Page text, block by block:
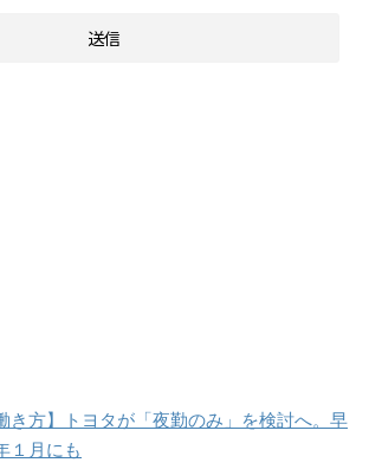
き方】トヨタが「夜勤のみ」を検討へ。早
１月にも